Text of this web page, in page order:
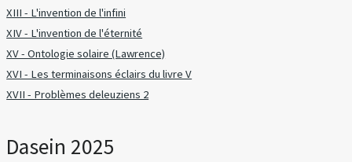
XIII - L'invention de l'infini
XIV - L'invention de l'éternité
XV - Ontologie solaire (Lawrence)
XVI - Les terminaisons éclairs du livre V
XVII - Problèmes deleuziens 2
Dasein 2025